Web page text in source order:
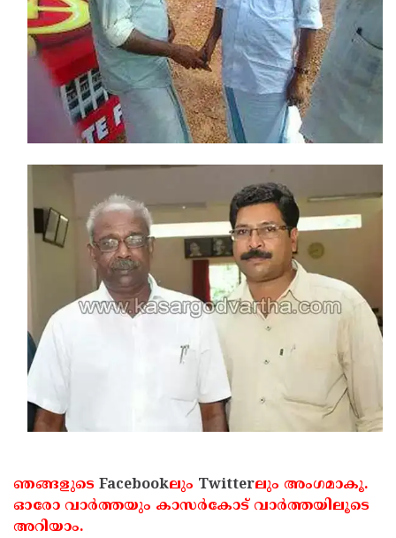
ഞങ്ങളുടെ Facebookലും Twitterലും അംഗമാകൂ.
ഓരോ വാര്‍ത്തയും കാസര്‍കോട് വാര്‍ത്തയിലൂടെ
അറിയാം.